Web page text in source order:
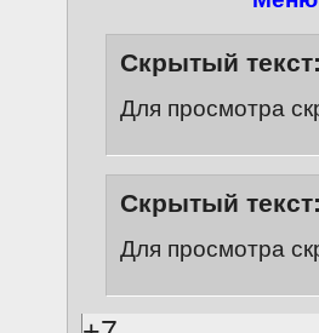
Скрытый
Для просмотра
Скрытый
Для просмотра